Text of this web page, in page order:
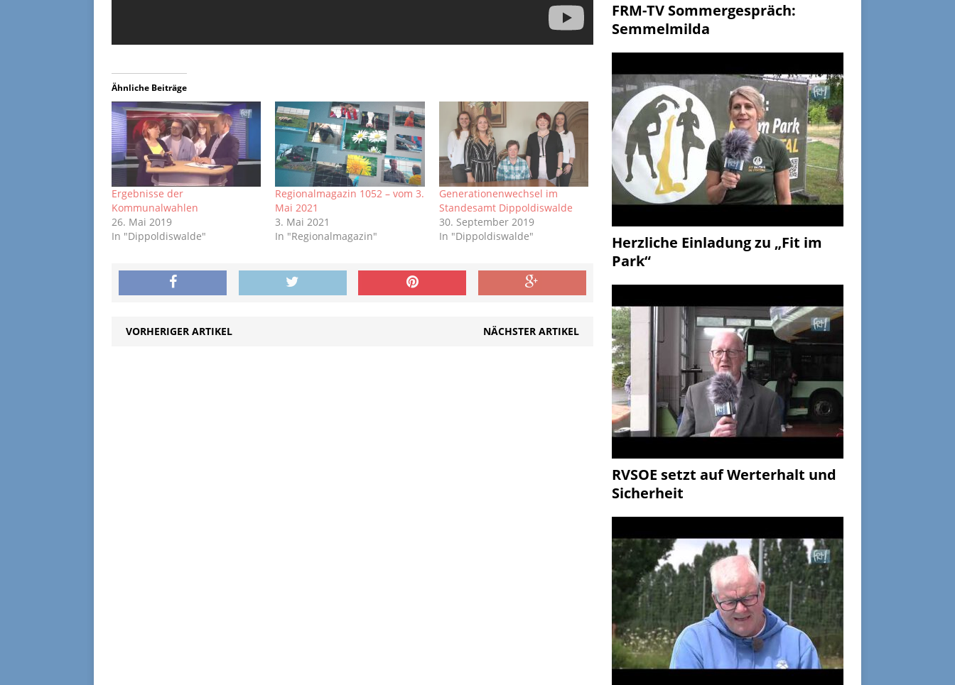
Ähnliche Beiträge
Ergebnisse der
Kommunalwahlen
26. Mai 2019
In "Dippoldiswalde"
Regionalmagazin 1052 – vom 3.
Mai 2021
3. Mai 2021
In "Regionalmagazin"
Generationenwechsel im
Standesamt Dippoldiswalde
30. September 2019
In "Dippoldiswalde"
VORHERIGER ARTIKEL NÄCHSTER ARTIKEL
FRM-TV Sommergespräch:
Semmelmilda
Herzliche Einladung zu „Fit im
Park“
RVSOE setzt auf Werterhalt und
Sicherheit